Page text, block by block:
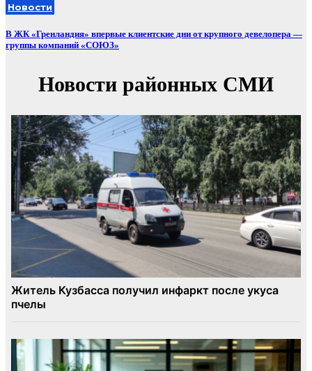
Новости
В ЖК «Гренландия» впервые клиентские дни от крупного девелопера —
группы компаний «СОЮЗ»